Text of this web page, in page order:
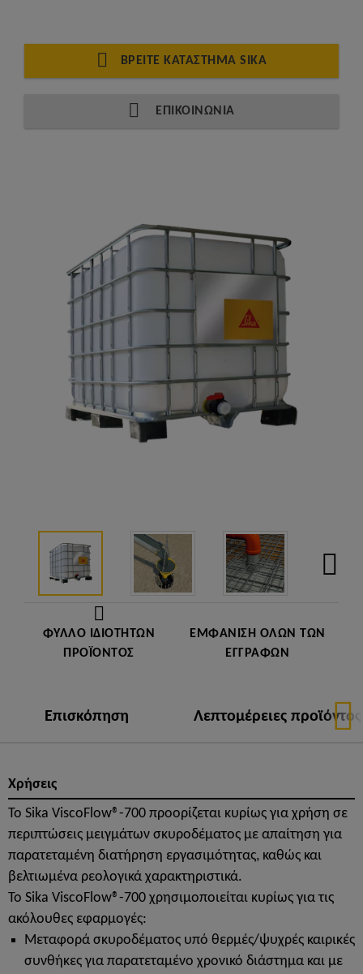
ΦΎΛΛΟ ΙΔΙΟΤΉΤΩΝ
ΠΡΟΪΌΝΤΟΣ
ΕΜΦΆΝΙΣΗ ΌΛΩΝ ΤΩΝ
ΕΓΓΡΆΦΩΝ
ΒΡΕΊΤΕ ΚΑΤΆΣΤΗΜΑ SIKA
ΕΠΙΚΟΙΝΩΝΙΑ
Επισκόπηση Λεπτομέρειες προϊόντος
Χρήσεις
Το Sika ViscoFlow®-700 προορίζεται κυρίως για χρήση σε
περιπτώσεις μειγμάτων σκυροδέματος με απαίτηση για
παρατεταμένη διατήρηση εργασιμότητας, καθώς και
βελτιωμένα ρεολογικά χαρακτηριστικά.
Το Sika ViscoFlow®-700 χρησιμοποιείται κυρίως για τις
ακόλουθες εφαρμογές:
Μεταφορά σκυροδέματος υπό θερμές/ψυχρές καιρικές
συνθήκες για παρατεταμένο χρονικό διάστημα και με